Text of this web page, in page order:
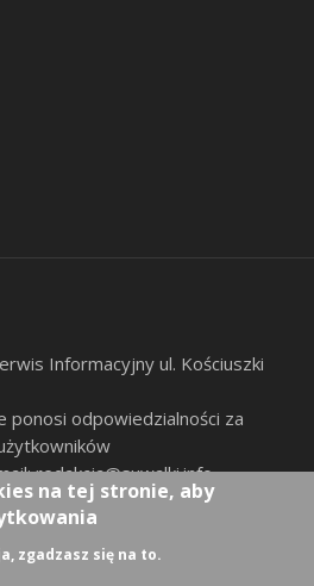
Informacyjny ul. Kościuszki
ponosi odpowiedzialności za
redakcja@suwalki.info,
na tej stronie, aby
zgadzasz się na to.